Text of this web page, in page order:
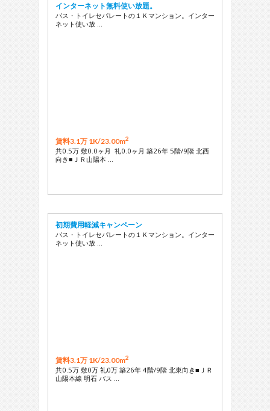
インターネット無料使い放題。
バス・トイレセパレートの１Ｋマンション。インター
ネット使い放 …
賃料3.1万 1K/23.00m2
共0.5万 敷0.0ヶ月 礼0.0ヶ月 築26年 5階/9階 北西
向き■ＪＲ山陽本 …
初期費用軽減キャンペーン
バス・トイレセパレートの１Ｋマンション。インター
ネット使い放 …
賃料3.1万 1K/23.00m2
共0.5万 敷0万 礼0万 築26年 4階/9階 北東向き■ＪＲ
山陽本線 明石 バス …